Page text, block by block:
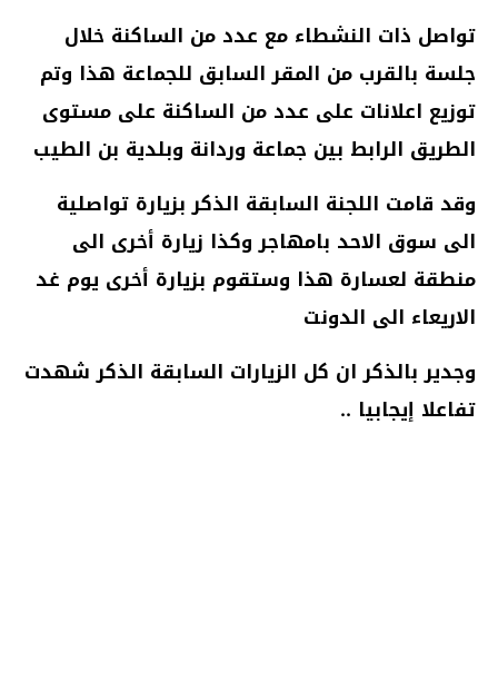
تواصل ذات النشطاء مع عدد من الساكنة خلال
جلسة بالقرب من المقر السابق للجماعة هذا وتم
توزيع اعلانات على عدد من الساكنة على مستوى
الطريق الرابط بين جماعة وردانة وبلدية بن الطيب
وقد قامت اللجنة السابقة الذكر بزيارة تواصلية
الى سوق الاحد بامهاجر وكذا زيارة أخرى الى
منطقة لعسارة هذا وستقوم بزيارة أخرى يوم غد
الاريعاء الى الدونت
وجدير بالذكر ان كل الزيارات السابقة الذكر شهدت
تفاعلا إيجابيا ..